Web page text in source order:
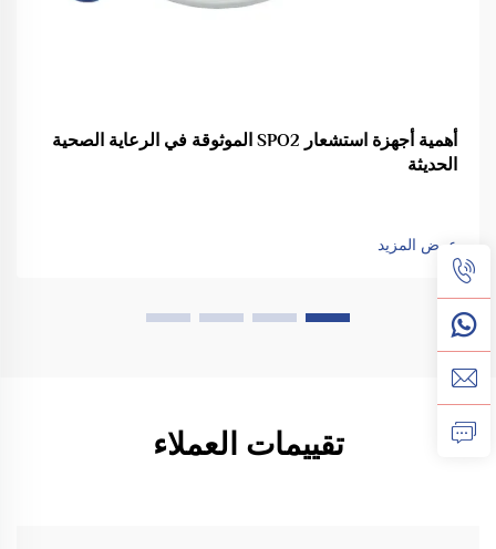
أهمية أجهزة استشعار SPO2 الموثوقة في الرعاية الصحية
الحديثة
عرض المزيد
تقييمات العملاء